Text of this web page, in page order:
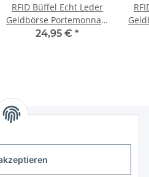
RFID Büffel Echt Leder
Geldbörse Portemonnaie
Herren mit geprägtem
24,95 € *